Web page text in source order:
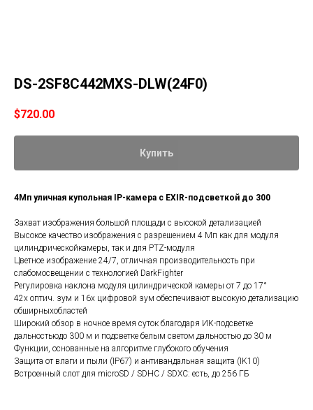
DS-2SF8C442MXS-DLW(24F0)
$720.00
Купить
4Мп уличная купольная IP-камера с EXIR-подсветкой до 300
Захват изображения большой площади с высокой детализацией
Высокое качество изображения с разрешением 4 Мп как для модуля
цилиндрическойкамеры, так и для PTZ-модуля
Цветное изображение 24/7, отличная производительность при
слабомосвещении с технологией DarkFighter
Регулировка наклона модуля цилиндрической камеры от 7 до 17°
42х оптич. зум и 16х цифровой зум обеспечивают высокую детализацию
обширныхобластей
Широкий обзор в ночное время суток благодаря ИК-подсветке
дальностьюдо 300 м и подсветке белым светом дальностью до 30 м
Функции, основанные на алгоритме глубокого обучения
Защита от влаги и пыли (IP67) и антивандальная защита (IK10)
Встроенный слот для microSD / SDHC / SDXC: есть, до 256 ГБ